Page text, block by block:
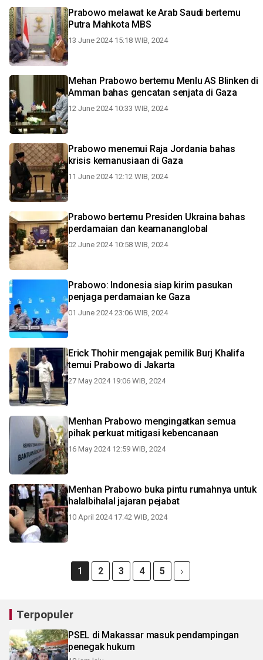
Prabowo melawat ke Arab Saudi bertemu
Putra Mahkota MBS
13 June 2024 15:18 WIB, 2024
Mehan Prabowo bertemu Menlu AS Blinken di
Amman bahas gencatan senjata di Gaza
12 June 2024 10:33 WIB, 2024
Prabowo menemui Raja Jordania bahas
krisis kemanusiaan di Gaza
11 June 2024 12:12 WIB, 2024
Prabowo bertemu Presiden Ukraina bahas
perdamaian dan keamananglobal
02 June 2024 10:58 WIB, 2024
Prabowo: Indonesia siap kirim pasukan
penjaga perdamaian ke Gaza
01 June 2024 23:06 WIB, 2024
Erick Thohir mengajak pemilik Burj Khalifa
temui Prabowo di Jakarta
27 May 2024 19:06 WIB, 2024
Menhan Prabowo mengingatkan semua
pihak perkuat mitigasi kebencanaan
16 May 2024 12:59 WIB, 2024
Menhan Prabowo buka pintu rumahnya untuk
halalbihalal jajaran pejabat
10 April 2024 17:42 WIB, 2024
1 2 3 4 5
Terpopuler
PSEL di Makassar masuk pendampingan
penegak hukum